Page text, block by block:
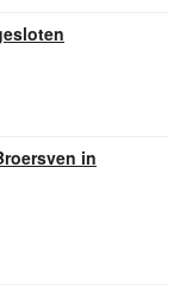
in